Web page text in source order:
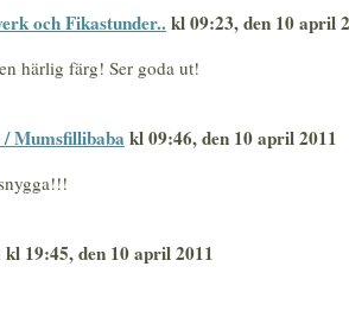
och Fikastunder.. kl 09:23, den 10 april
härlig färg! Ser goda ut!
/ Mumsfillibaba kl 09:46, den 10 april 2011
kl 19:45, den 10 april 2011